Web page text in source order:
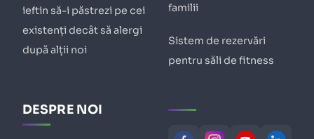
ieftin să-i păstrezi pe cei
existenți decât să alergi
după alții noi
familii
Sistem de rezervări
pentru săli de fitness
DESPRE NOI